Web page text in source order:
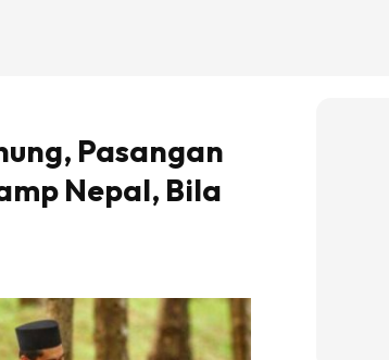
tempat healing dan relax dengan LIBUR.
KLIK DI SEENI
Pasangan
Nepal, Bila